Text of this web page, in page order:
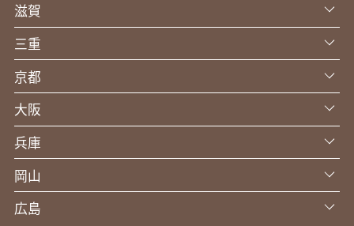
滋賀
三重
京都
大阪
兵庫
岡山
広島